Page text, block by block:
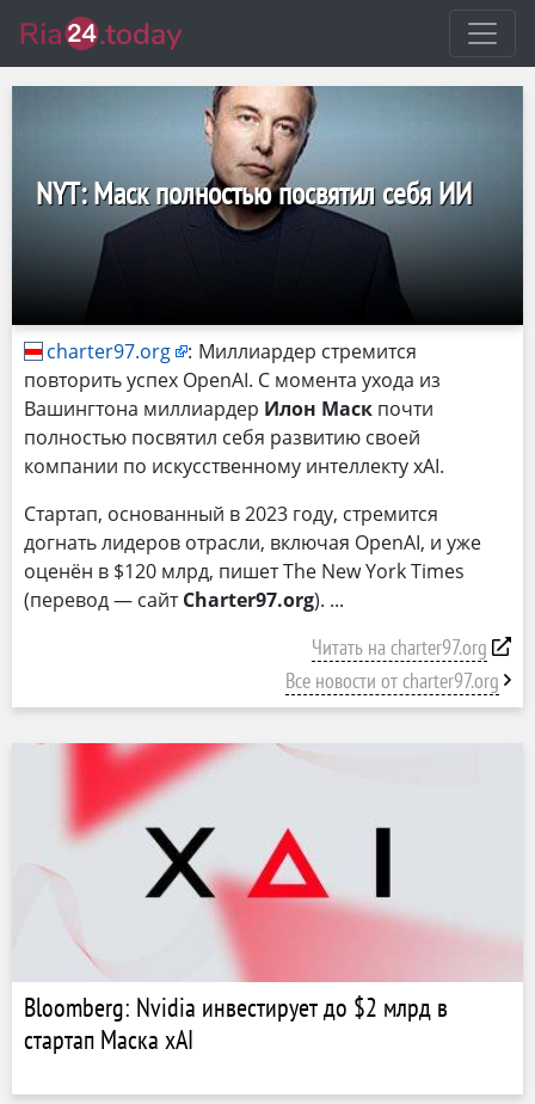
NYT: Маск полностью посвятил себя ИИ
charter97.org : Миллиардер стремится
повторить успех OpenAI. С момента ухода из
Вашингтона миллиардер Илон Маск почти
полностью посвятил себя развитию своей
компании по искусственному интеллекту xAI.
Стартап, основанный в 2023 году, стремится
догнать лидеров отрасли, включая OpenAI, и уже
оценён в $120 млрд, пишет The New York Times
(перевод — сайтCharter97.org).
Читать на charter97.org
Все новости от charter97.org
Bloomberg: Nvidia инвестирует до $2 млрд в
стартап Маска xAI